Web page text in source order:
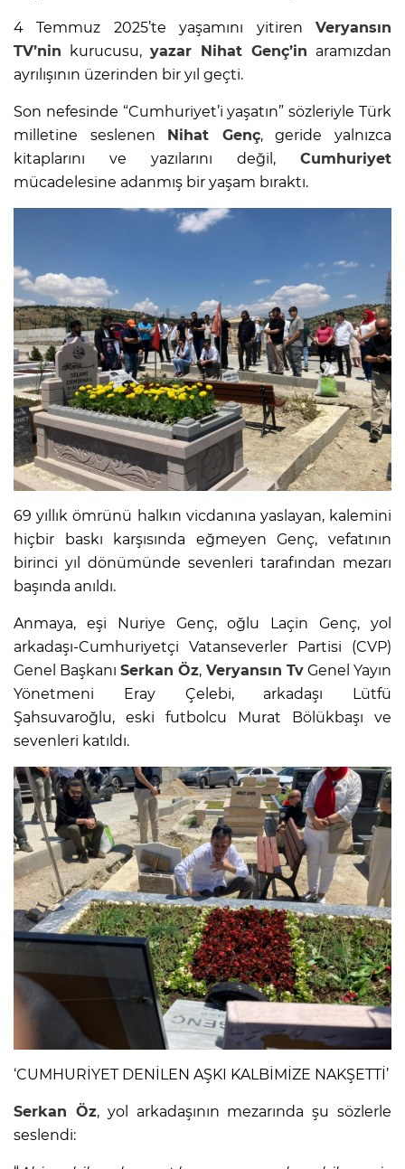
4 Temmuz 2025’te yaşamını yitiren Veryansın
TV’nin kurucusu,yazar Nihat Genç’in aramızdan
ayrılışının üzerinden bir yıl geçti.
Son nefesinde “Cumhuriyet’i yaşatın” sözleriyle Türk
milletine seslenen Nihat Genç, geride yalnızca
kitaplarını ve yazılarını değil, Cumhuriyet
mücadelesine adanmış bir yaşam bıraktı.
69 yıllık ömrünü halkın vicdanına yaslayan, kalemini
hiçbir baskı karşısında eğmeyen Genç, vefatının
birinci yıl dönümünde sevenleri tarafından mezarı
başında anıldı.
Anmaya, eşi Nuriye Genç, oğlu Laçin Genç, yol
arkadaşı-Cumhuriyetçi Vatanseverler Partisi (CVP)
Genel BaşkanıSerkan Öz, Veryansın TvGenel Yayın
Yönetmeni Eray Çelebi, arkadaşı Lütfü
Şahsuvaroğlu, eski futbolcu Murat Bölükbaşı ve
sevenleri katıldı.
‘CUMHURİYET DENİLEN AŞKI KALBİMİZE NAKŞETTİ’
Serkan Öz, yol arkadaşının mezarında şu sözlerle
seslendi: